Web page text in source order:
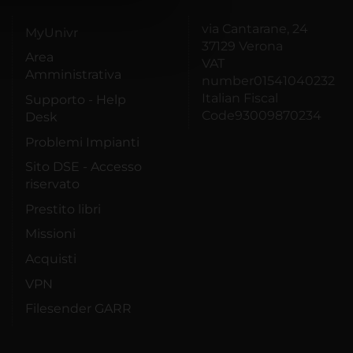
MyUnivr
Area
Amministrativa
Supporto - Help
Desk
Problemi Impianti
Sito DSE - Accesso
riservato
Prestito libri
Missioni
Acquisti
VPN
Filesender GARR
via Cantarane, 24
37129 Verona
VAT
number01541040232
Italian Fiscal
Code93009870234